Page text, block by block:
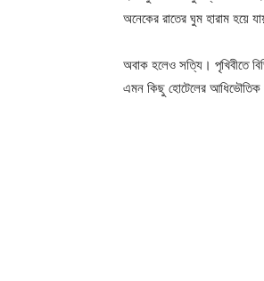
অনেকের রাতের ঘুম হারাম হয়ে
অবাক হলেও সত্যি। পৃখিবীতে
এমন কিছু হােটেলের আধিভৌতিক